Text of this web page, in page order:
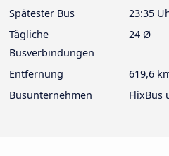
Spätester Bus
23:35
Tägliche
Busverbindungen
24 Ø
Entfernung
619,6
Busunternehmen
FlixBus